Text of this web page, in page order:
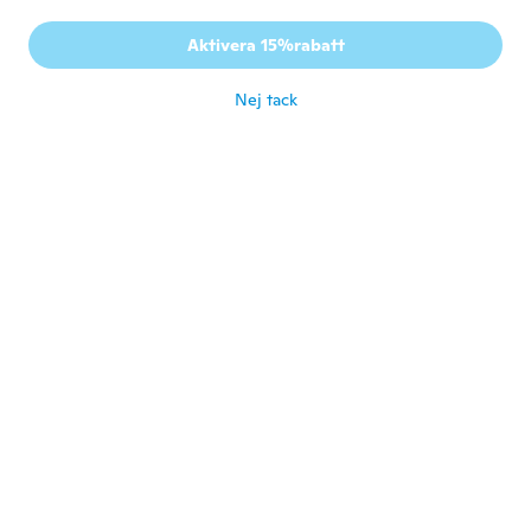
Il y a 2 articles j'aurais préféré un seul plus
grand un peu déçue
Aktivera 15%rabatt
Nej tack